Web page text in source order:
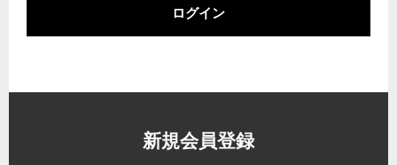
ログイン
新規会員登録